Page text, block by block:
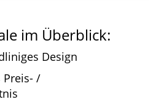
im Überblick:
Design
Preis- /